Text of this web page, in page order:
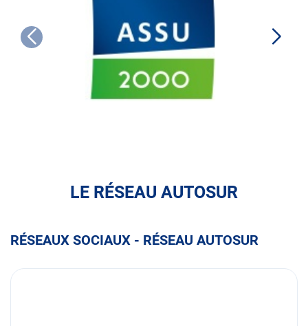
LE RÉSEAU AUTOSUR
RÉSEAUX SOCIAUX - RÉSEAU AUTOSUR